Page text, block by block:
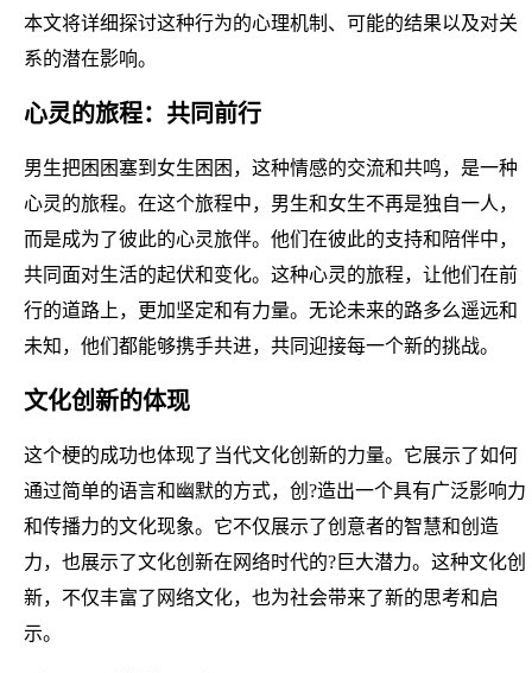
本文将详细探讨这种行为的心理机制、可能的结果以及对关
系的潜在影响。
心灵的旅程：共同前行
男生把困困塞到女生困困，这种情感的交流和共鸣，是一种
心灵的旅程。在这个旅程中，男生和女生不再是独自一人，
而是成为了彼此的心灵旅伴。他们在彼此的支持和陪伴中，
共同面对生活的起伏和变化。这种心灵的旅程，让他们在前
行的道路上，更加坚定和有力量。无论未来的路多么遥远和
未知，他们都能够携手共进，共同迎接每一个新的挑战。
文化创新的体现
这个梗的成功也体现了当代文化创新的力量。它展示了如何
通过简单的语言和幽默的方式，创?造出一个具有广泛影响力
和传播力的文化现象。它不仅展示了创意者的智慧和创造
力，也展示了文化创新在网络时代的?巨大潜力。这种文化创
新，不仅丰富了网络文化，也为社会带来了新的思考和启
示。